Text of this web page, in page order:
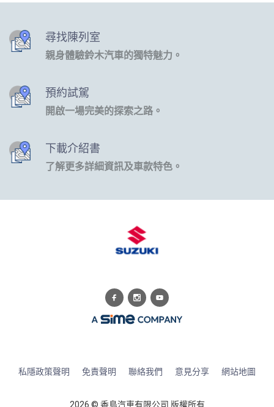
尋找陳列室
親身體驗鈴木汽車的獨特魅力。
預約試駕
開啟一場完美的探索之路。
下載介紹書
了解更多詳細資訊及車款特色。
私隱政策聲明 免責聲明 聯絡我們 意見分享 網站地圖
2026 © 香島汽車有限公司 版權所有